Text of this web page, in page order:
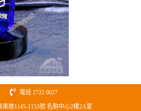
電話 2722 0027
東道1145-1153號 名駒中心2樓2A室